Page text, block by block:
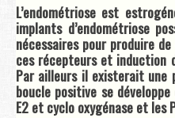
L’endométriose est
implants d’endométriose
nécessaires pour produire
ces récepteurs et induction
Par ailleurs il existerait une
boucle positive se
E2 et cyclo oxygénase et les